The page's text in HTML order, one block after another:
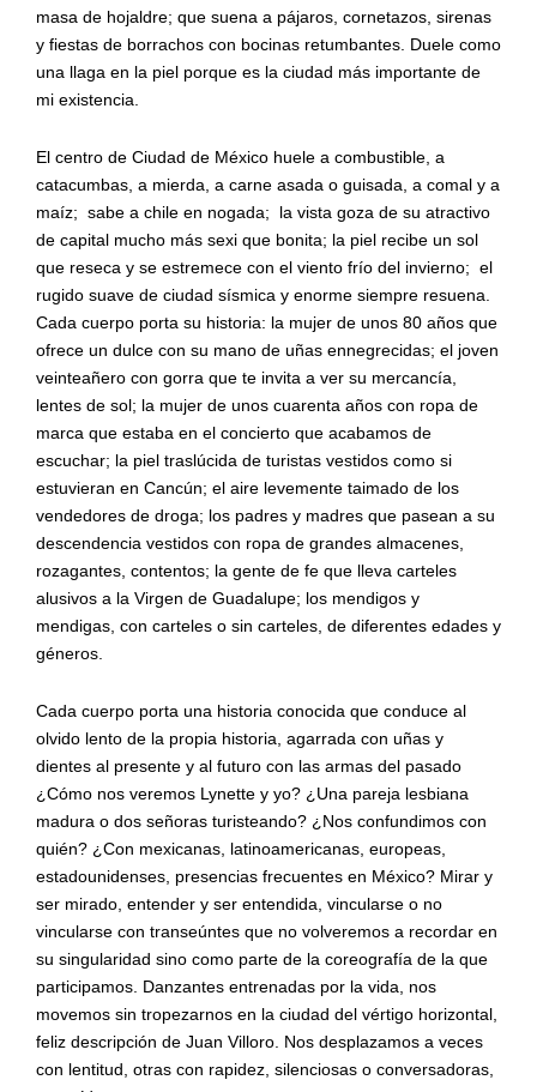
masa de hojaldre; que suena a pájaros, cornetazos, sirenas
y fiestas de borrachos con bocinas retumbantes. Duele como
una llaga en la piel porque es la ciudad más importante de
mi existencia.
El centro de Ciudad de México huele a combustible, a
catacumbas, a mierda, a carne asada o guisada, a comal y a
maíz; sabe a chile en nogada;
la vista goza de su atractivo
de capital mucho más sexi que bonita; la piel recibe un sol
que reseca y se estremece con el viento frío del invierno; el
rugido suave de ciudad sísmica y enorme siempre resuena.
Cada cuerpo porta su historia: la mujer de unos 80 años que
ofrece un dulce con su mano de uñas ennegrecidas; el joven
veinteañero con gorra que te invita a ver su mercancía,
lentes de sol; la mujer de unos cuarenta años con ropa de
marca que estaba en el concierto que acabamos de
escuchar; la piel traslúcida de turistas vestidos como si
estuvieran en Cancún; el aire levemente taimado de los
vendedores de droga; los padres y madres que pasean a su
descendencia vestidos con ropa de grandes almacenes,
rozagantes, contentos; la gente de fe que lleva carteles
alusivos a la Virgen de Guadalupe; los mendigos y
mendigas, con carteles o sin carteles, de diferentes edades y
géneros.
Cada cuerpo porta una historia conocida que conduce al
olvido lento de la propia historia, agarrada con uñas y
dientes al presente y al futuro con las armas del pasado
¿Cómo nos veremos Lynette y yo? ¿Una pareja lesbiana
madura o dos señoras turisteando? ¿Nos confundimos con
quién? ¿Con mexicanas, latinoamericanas, europeas,
estadounidenses, presencias frecuentes en México? Mirar y
ser mirado, entender y ser entendida, vincularse o no
vincularse con transeúntes que no volveremos a recordar en
su singularidad sino como parte de la coreografía de la que
participamos. Danzantes entrenadas por la vida, nos
movemos sin tropezarnos en la ciudad del vértigo horizontal,
feliz descripción de Juan Villoro. Nos desplazamos a veces
con lentitud, otras con rapidez, silenciosas o conversadoras,